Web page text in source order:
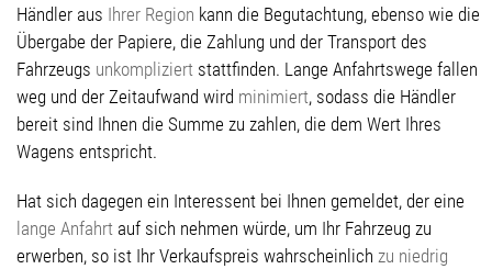
Händler aus Ihrer Region kann die Begutachtung, ebenso wie die
Übergabe der Papiere, die Zahlung und der Transport des
Fahrzeugs unkompliziert stattfinden. Lange Anfahrtswege fallen
weg und der Zeitaufwand wird minimiert, sodass die Händler
bereit sind Ihnen die Summe zu zahlen, die dem Wert Ihres
Wagens entspricht.
Hat sich dagegen ein Interessent bei Ihnen gemeldet, der eine
lange Anfahrt auf sich nehmen würde, um Ihr Fahrzeug zu
erwerben, so ist Ihr Verkaufspreis wahrscheinlich zu niedrig